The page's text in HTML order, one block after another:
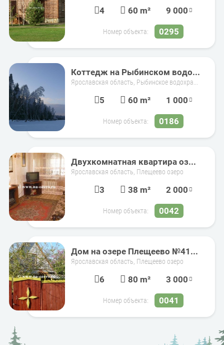
4 60 m² 9 000
Номер объекта: 0295
Коттедж на Рыбинском водо...
Ярославская область, Рыбинское водохра...
5 60 m² 1 000
Номер объекта: 0186
Двухкомнатная квартира оз...
Ярославская область, Плещеево озеро
3 38 m² 2 000
Номер объекта: 0042
Дом на озере Плещеево №41...
Ярославская область, Плещеево озеро
6 80 m² 3 000
Номер объекта: 0041